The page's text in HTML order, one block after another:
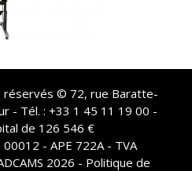
réservés © 72, rue Baratte-
- Tél. : +33 1 45 11 19 00 -
de 126 546 €
- APE 722A - TVA
2026 - Politique de